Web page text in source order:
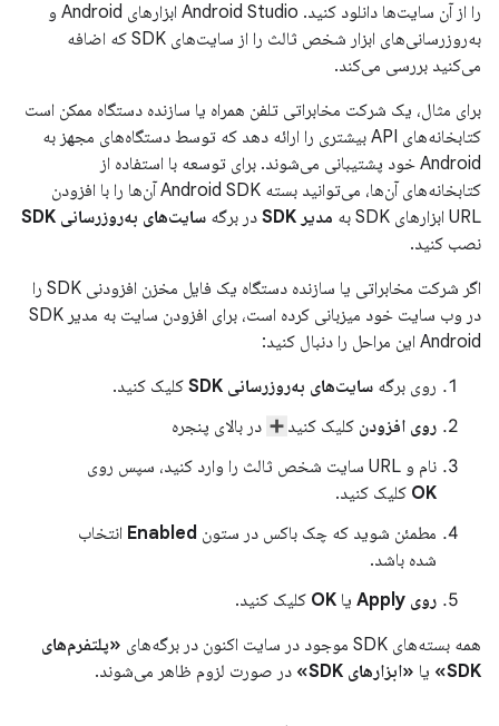
را از آن سایت‌ها دانلود کنید. Android Studio ابزارهای Android و
به‌روزرسانی‌های ابزار شخص ثالث را از سایت‌های SDK که اضافه
می‌کنید بررسی می‌کند.
برای مثال، یک شرکت مخابراتی تلفن همراه یا سازنده دستگاه ممکن است
کتابخانه‌های API بیشتری را ارائه دهد که توسط دستگاه‌های مجهز به
Android خود پشتیبانی می‌شوند. برای توسعه با استفاده از
کتابخانه‌های آن‌ها، می‌توانید بسته Android SDK آن‌ها را با افزودن
URL ابزارهای SDK به
مدیر SDK در برگه سایت‌های به‌روزرسانی SDK
نصب کنید.
اگر شرکت مخابراتی یا سازنده دستگاه یک فایل مخزن افزودنی SDK را
در وب سایت خود میزبانی کرده است، برای افزودن سایت به مدیر SDK
Android این مراحل را دنبال کنید:
روی برگه سایت‌های به‌روزرسانی SDK
کلیک کنید.
روی افزودن کلیک کنید
در بالای پنجره
نام و URL سایت شخص ثالث را وارد کنید، سپس روی
OK کلیک کنید.
مطمئن شوید که چک باکس در ستون Enabled انتخاب
شده باشد.
روی Apply
یا OK کلیک کنید.
همه بسته‌های SDK موجود در سایت اکنون در برگه‌های
«پلتفرم‌های
SDK»
یا «ابزارهای SDK» در صورت لزوم ظاهر می‌شوند.